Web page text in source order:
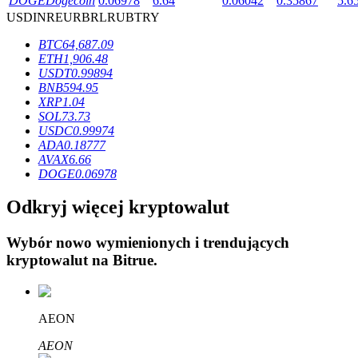
Blokady BTR
Ekskluzywne inwestycje dla posiadaczy BTR
Pożyczki
Usługa pożyczek wspieranych kryptowalutami
USDINREURBRLRUBTRY
BTC64,687.09
ETH1,906.48
USDT0.99894
BNB594.95
XRP1.04
SOL73.73
USDC0.99974
ADA0.18777
AVAX6.66
DOGE0.06978
Odkryj więcej kryptowalut
Wybór nowo wymienionych i trendujących
kryptowalut na Bitrue.
AEON
AEON